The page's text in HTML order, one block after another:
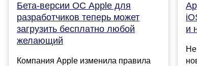
Бета-версии ОС Apple для
разработчиков теперь может
загрузить бесплатно любой
желающий
Компания Apple изменила правила
и